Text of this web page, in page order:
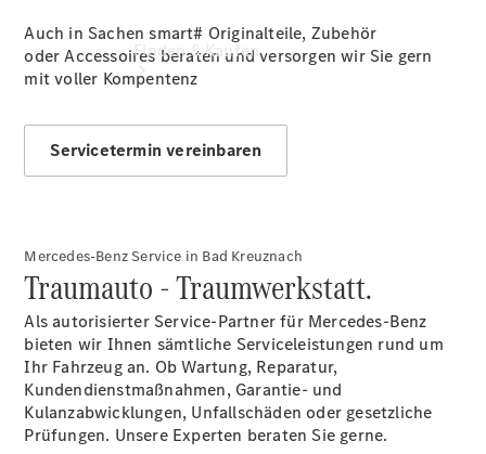
Finden & Kaufen
Übersicht
Serviceangebote
Reifen &
Kompletträder
Teile &
Zubehör
Pannen- &
Schadenhilfe
Reparatur &
Auch in Sachen smart# Originalteile, Zubehör
oder Accessoires beraten und versorgen wir Sie gern
mit voller Kompentenz
Servicetermin vereinbaren
Mercedes-Benz Service in Bad Kreuznach
Traumauto - Traumwerkstatt.
Als autorisierter Service-Partner für Mercedes-Benz
bieten wir Ihnen sämtliche Serviceleistungen rund um
Ihr Fahrzeug an. Ob Wartung, Reparatur,
Kundendienstmaßnahmen, Garantie- und
Kulanzabwicklungen, Unfallschäden oder gesetzliche
Prüfungen. Unsere Experten beraten Sie gerne.